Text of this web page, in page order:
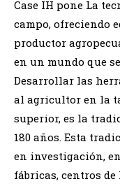
Case IH pone La
campo, ofreciendo
productor
en un mundo que
Desarrollar las
al agricultor en la
superior, es la
180 años. Esta
en investigación,
fábricas, centros